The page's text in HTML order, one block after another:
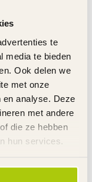
te
media te bieden
Ook delen we
met onze
analyse. Deze
met andere
die ze hebben
hun services.
€9,95
€5,95
-
€20,95
€12,95